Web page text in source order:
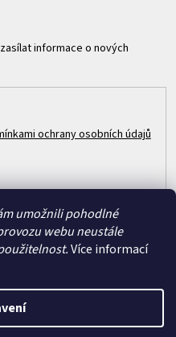
umožnili pohodlné
webu neustále
Více informací
informace o nových
ochrany osobních údajů
. Všechna práva vyhrazena.